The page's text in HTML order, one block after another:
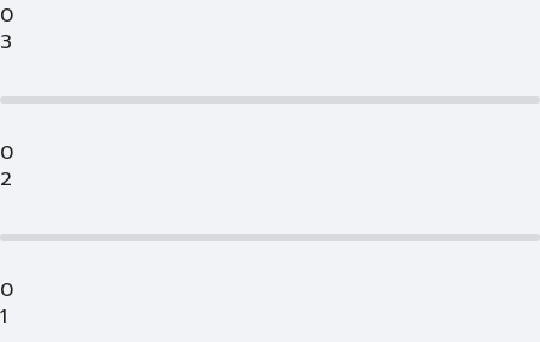
0
3
0
2
0
1